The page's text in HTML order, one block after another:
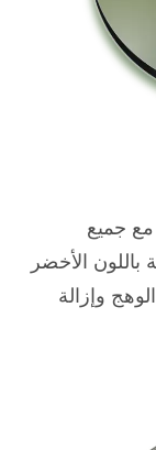
مع جميع
باللون الأخضر
وإزالة